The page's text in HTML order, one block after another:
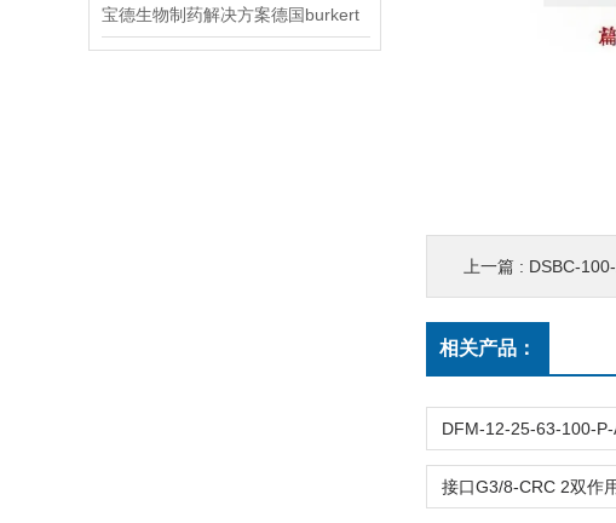
宝德生物制药解决方案德国burkert
上一篇 : DSBC-100-250-
相关产品：